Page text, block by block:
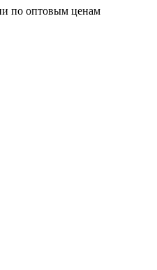
по оптовым ценам